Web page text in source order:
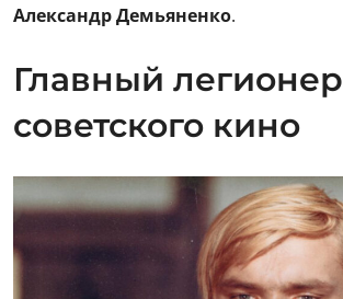
Александр Демьяненко.
Главный легионер
советского кино